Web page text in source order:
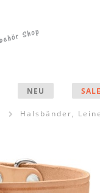
NEU SALE
Halsbänder,